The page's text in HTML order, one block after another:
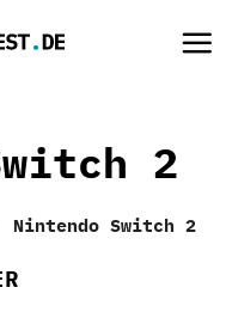
2
Nintendo Switch 2